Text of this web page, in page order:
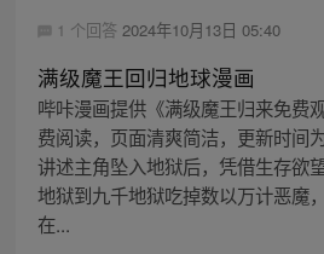
1 个回答 2024年10月13日 05:40
满级魔王回归地球漫画
哔咔漫画提供《满级魔王归来免费
费阅读，页面清爽简洁，更新时间
讲述主角坠入地狱后，凭借生存欲
地狱到九千地狱吃掉数以万计恶魔
在...